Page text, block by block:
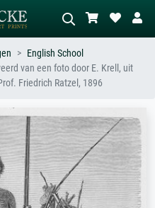
AI-beeldzoeker
weide, abstract met veel rood, donker
olieverfschilderij, staand naakt naast
een boom.
English School
van een foto door E. Krell, uit
Friedrich Ratzel, 1896